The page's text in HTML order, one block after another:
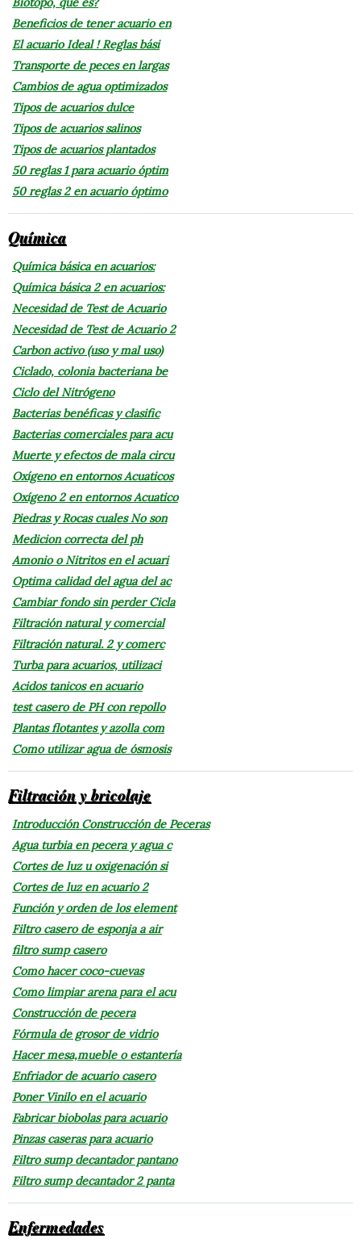
Beneficios de tener acuario en
El acuario Ideal ! Reglas bási
Transporte de peces en largas
Cambios de agua optimizados
Tipos de acuarios dulce
Tipos de acuarios salinos
Tipos de acuarios plantados
50 reglas 1 para acuario óptim
50 reglas 2 en acuario óptimo
Química
Química básica en acuarios:
Química básica 2 en acuarios:
Necesidad de Test de Acuario
Necesidad de Test de Acuario 2
Carbon activo (uso y mal uso)
Ciclado, colonia bacteriana be
Ciclo del Nitrógeno
Bacterias benéficas y clasific
Bacterias comerciales para acu
Muerte y efectos de mala circu
Oxígeno en entornos Acuaticos
Oxígeno 2 en entornos Acuatico
Piedras y Rocas cuales No son
Medicion correcta del ph
Amonio o Nitritos en el acuari
Optima calidad del agua del ac
Cambiar fondo sin perder Cicla
Filtración natural y comercial
Filtración natural. 2 y comerc
Turba para acuarios, utilizaci
Acidos tanicos en acuario
test casero de PH con repollo
Plantas flotantes y azolla com
Como utilizar agua de ósmosis
Filtración y bricolaje
Introducción Construcción de Peceras
Agua turbia en pecera y agua c
Cortes de luz u oxigenación si
Cortes de luz en acuario 2
Función y orden de los element
Filtro casero de esponja a air
filtro sump casero
Como hacer coco-cuevas
Como limpiar arena para el acu
Construcción de pecera
Fórmula de grosor de vidrio
Hacer mesa,mueble o estantería
Enfriador de acuario casero
Poner Vinilo en el acuario
Fabricar biobolas para acuario
Pinzas caseras para acuario
Filtro sump decantador pantano
Filtro sump decantador 2 panta
Enfermedades